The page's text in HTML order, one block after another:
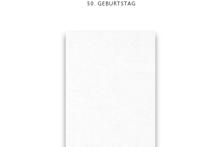
50. GEBURTSTAG